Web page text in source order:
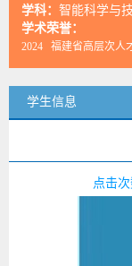
学科： 智能科学与
学术荣誉：
2024 福建省高层次人
学生信息
点击次